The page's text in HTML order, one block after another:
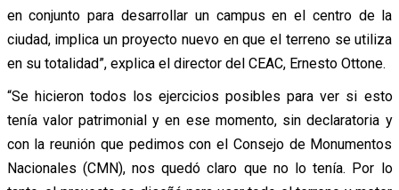
en conjunto para desarrollar un campus en el centro de la
ciudad, implica un proyecto nuevo en que el terreno se utiliza
en su totalidad”, explica el director del CEAC, Ernesto Ottone.
“Se hicieron todos los ejercicios posibles para ver si esto
tenía valor patrimonial y en ese momento, sin declaratoria y
con la reunión que pedimos con el Consejo de Monumentos
Nacionales (CMN), nos quedó claro que no lo tenía. Por lo